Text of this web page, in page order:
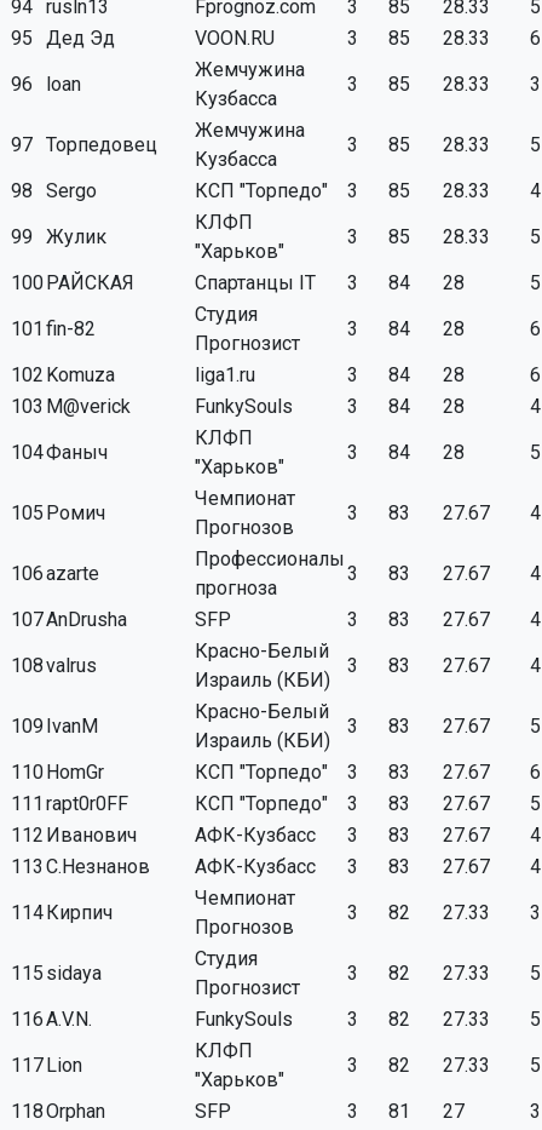
94 rusln13 Fprognoz.com 3 85 28.33
5
95
Дед Эд VOON.RU 3 85 28.33
6
96
loan
Жемчужина
Кузбасса
3 85 28.33 3
97 Торпедовец
Жемчужина
Кузбасса
3 85 28.33
5
98
Sergo КСП "Торпедо" 3 85 28.33
4
99 Жулик
КЛФП
"Харьков"
3 85 28.33
5
100РАЙСКАЯ Спартанцы IT 3 84 28
5
101 fin-82
Студия
Прогнозист
3 84 28
6
102 Komuza liga1.ru 3 84 28
6
103 M@verick FunkySouls 3 84 28
4
104Фаныч
КЛФП
"Харьков"
3 84 28 5
105 Ромич
Чемпионат
Прогнозов
3 83 27.67 4
106azarte
Профессионалы
прогноза
3 83 27.67
4
107AnDrusha SFP 3 83 27.67
4
108valrus
Красно-Белый
Израиль (КБИ)
3 83 27.67 4
109IvanM
Красно-Белый
Израиль (КБИ)
3 83 27.67
5
110HomGr КСП "Торпедо" 3 83 27.67
6
111 rapt0r0FF КСП "Торпедо" 3 83 27.67
5
112 Иванович АФК-Кузбасс 3 83 27.67
4
113 С.Незнанов АФК-Кузбасс 3 83 27.67
4
114Кирпич
Чемпионат
Прогнозов
3 82 27.33 3
115 sidaya
Студия
Прогнозист
3 82 27.33
5
116A.V.N. FunkySouls 3 82 27.33
5
117Lion
КЛФП
"Харьков"
3 82 27.33
5
118Orphan SFP 3 81 27
3